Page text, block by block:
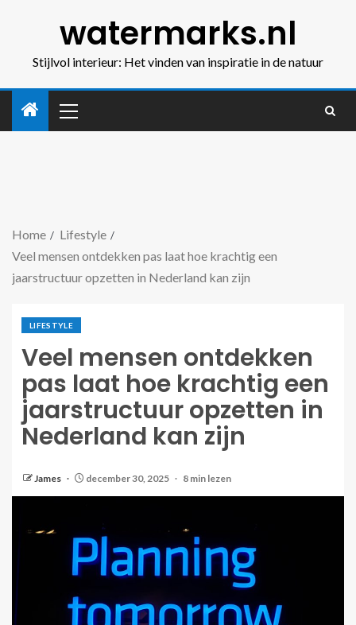
watermarks.nl
Stijlvol interieur: Het vinden van inspiratie in de natuur
Home
Lifestyle
Veel mensen ontdekken pas laat hoe krachtig een
jaarstructuur opzetten in Nederland kan zijn
LIFESTYLE
Veel mensen ontdekken
pas laat hoe krachtig een
jaarstructuur opzetten in
Nederland kan zijn
James december 30, 2025 8 min lezen